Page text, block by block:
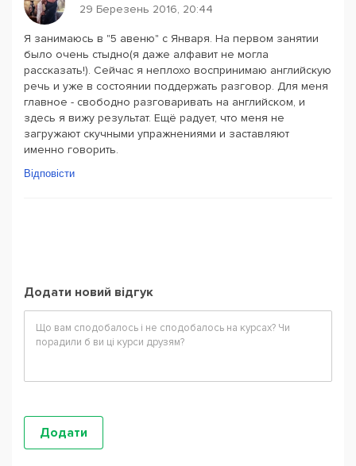
29 Березень 2016, 20:44
Я занимаюсь в "5 авеню" с Января. На первом занятии
было очень стыдно(я даже алфавит не могла
рассказать!). Сейчас я неплохо воспринимаю английскую
речь и уже в состоянии поддержать разговор. Для меня
главное - свободно разговаривать на английском, и
здесь я вижу результат. Ещё радует, что меня не
загружают скучными упражнениями и заставляют
именно говорить.
Відповісти
Додати новий відгук